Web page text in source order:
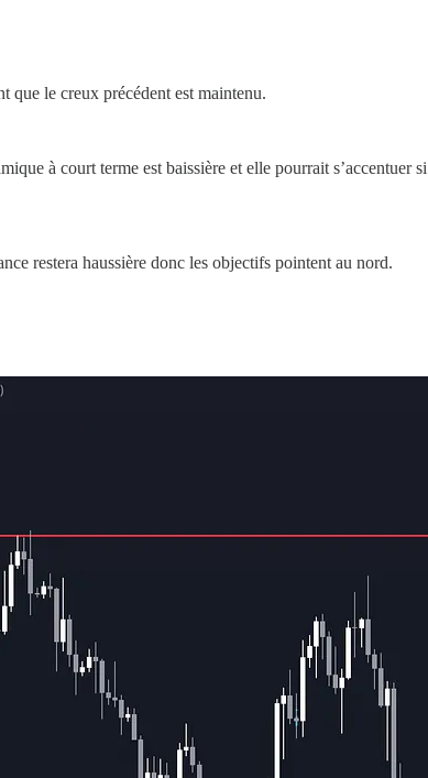
que le creux précédent est maintenu.
à court terme est baissière et elle pourrait s’accentuer
restera haussière donc les objectifs pointent au nord.